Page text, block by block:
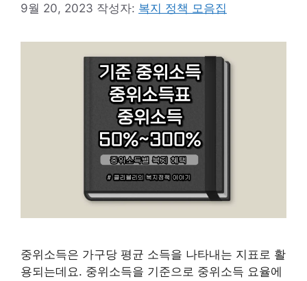
9월 20, 2023 작성자: 복지 정책 모음집
중위소득은 가구당 평균 소득을 나타내는 지표로 활
용되는데요. 중위소득을 기준으로 중위소득 요율에